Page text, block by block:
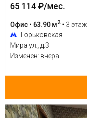
65 114 ₽/мес.
Офис • 63.90 м2 • 3 этаж
Горьковская
Мира ул., д.3
Изменен: вчера